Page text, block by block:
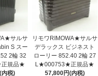
サルサ
S スー
2輪 32
規品★
内税)
リモワRIMOWA★サルサ
デラックス ビジネスト
ローリー 852.40 2輪 27
L★000753★正規品★
57,800円(内税)